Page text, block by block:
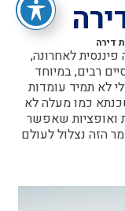
דירה
לאחרונה,
רבים, במיוחד
לא תמיד עומדות
כמו מעלה לא
ואופציות שאפשר
הזה נצלול לעולם